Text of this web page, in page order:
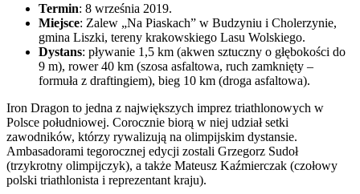
Termin: 8 września 2019.
Miejsce: Zalew „Na Piaskach” w Budzyniu i Cholerzynie,
gmina Liszki, tereny krakowskiego Lasu Wolskiego.
Dystans: pływanie 1,5 km (akwen sztuczny o głębokości do
9 m), rower 40 km (szosa asfaltowa, ruch zamknięty –
formuła z draftingiem), bieg 10 km (droga asfaltowa).
Iron Dragon to jedna z największych imprez triathlonowych w
Polsce południowej. Corocznie biorą w niej udział setki
zawodników, którzy rywalizują na olimpijskim dystansie.
Ambasadorami tegorocznej edycji zostali Grzegorz Sudoł
(trzykrotny olimpijczyk), a także Mateusz Kaźmierczak (czołowy
polski triathlonista i reprezentant kraju).